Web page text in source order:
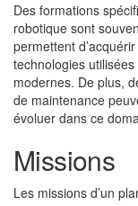
Des formations
robotique sont
permettent
technologies
modernes. De plus,
de maintenance
évoluer dans ce
Missions
Les missions d’un